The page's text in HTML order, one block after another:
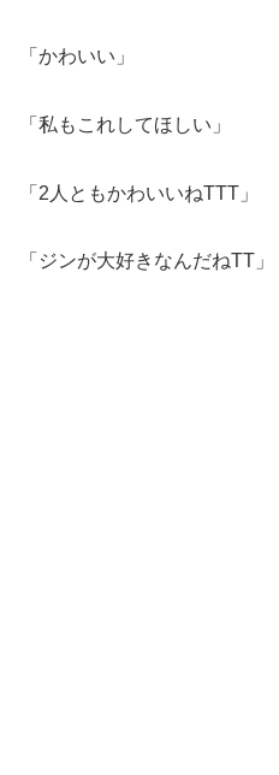
「かわいい」
「私もこれしてほしい」
「2人ともかわいいねTTT」
「ジンが大好きなんだねTT」